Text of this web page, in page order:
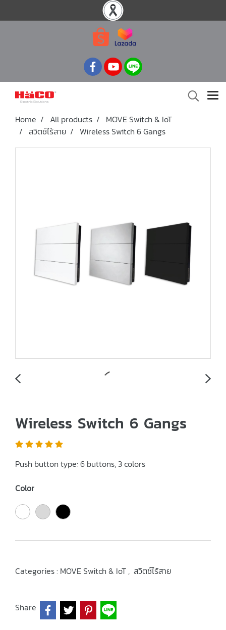
Home All products
MOVE Switch & IoT
สวิตช์ไร้สาย
Wireless Switch 6 Gangs
Wireless Switch 6 Gangs
Push button type: 6 buttons, 3 colors
Color
Categories : MOVE Switch & IoT , สวิตช์ไร้สาย
Share